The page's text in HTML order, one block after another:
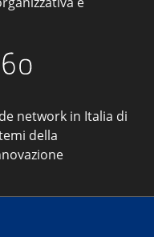
network in Italia di
della